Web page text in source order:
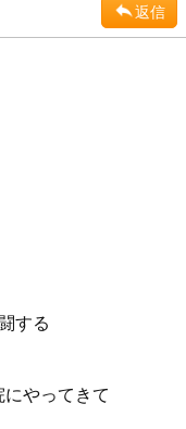
返信
する
やってきて